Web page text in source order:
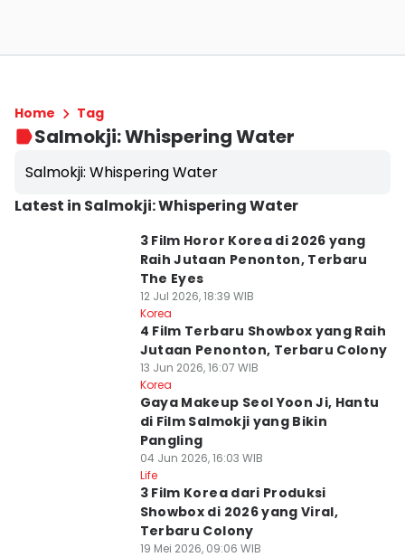
Home Tag
Salmokji: Whispering Water
Salmokji: Whispering Water
Latest in Salmokji: Whispering Water
3 Film Horor Korea di 2026 yang
Raih Jutaan Penonton, Terbaru
The Eyes
12 Jul 2026, 18:39 WIB
Korea
4 Film Terbaru Showbox yang Raih
Jutaan Penonton, Terbaru Colony
13 Jun 2026, 16:07 WIB
Korea
Gaya Makeup Seol Yoon Ji, Hantu
di Film Salmokji yang Bikin
Pangling
04 Jun 2026, 16:03 WIB
Life
3 Film Korea dari Produksi
Showbox di 2026 yang Viral,
Terbaru Colony
19 Mei 2026, 09:06 WIB